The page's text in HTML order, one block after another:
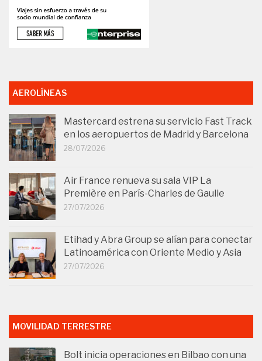
AEROLÍNEAS
Mastercard estrena su servicio Fast Track
en los aeropuertos de Madrid y Barcelona
28/07/2026
Air France renueva su sala VIP La
Première en París-Charles de Gaulle
27/07/2026
Etihad y Abra Group se alían para conectar
Latinoamérica con Oriente Medio y Asia
27/07/2026
MOVILIDAD TERRESTRE
Bolt inicia operaciones en Bilbao con una